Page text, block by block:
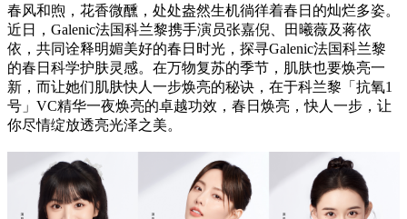
春风和煦，花香微醺，处处盎然生机徜徉着春日的灿烂多姿。
近日，Galenic法国科兰黎携手演员张嘉倪、田曦薇及蒋依
依，共同诠释明媚美好的春日时光，探寻Galenic法国科兰黎
的春日科学护肤灵感。在万物复苏的季节，肌肤也要焕亮一
新，而让她们肌肤快人一步焕亮的秘诀，在于科兰黎「抗氧1
号」VC精华一夜焕亮的卓越功效，春日焕亮，快人一步，让
你尽情绽放透亮光泽之美。